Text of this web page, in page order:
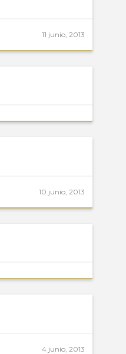
11 junio, 2013
10 junio, 2013
4 junio, 2013